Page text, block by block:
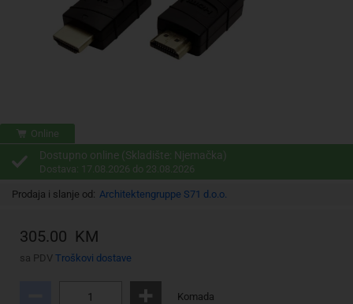
Online
Dostupno online (Skladište: Njemačka)
Dostava: 17.08.2026 do 23.08.2026
Prodaja i slanje od: Architektengruppe S71 d.o.o.
305.00 KM
sa PDV Troškovi dostave
Komada